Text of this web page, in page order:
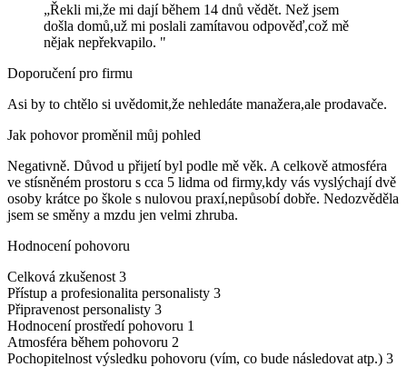
„Řekli mi,že mi dají během 14 dnů vědět. Než jsem
došla domů,už mi poslali zamítavou odpověď,což mě
nějak nepřekvapilo. "
Doporučení pro firmu
Asi by to chtělo si uvědomit,že nehledáte manažera,ale prodavače.
Jak pohovor proměnil můj pohled
Negativně. Důvod u přijetí byl podle mě věk. A celkově atmosféra
ve stísněném prostoru s cca 5 lidma od firmy,kdy vás vyslýchají dvě
osoby krátce po škole s nulovou praxí,nepůsobí dobře. Nedozvěděla
jsem se směny a mzdu jen velmi zhruba.
Hodnocení pohovoru
Celková zkušenost 3
Přístup a profesionalita personalisty 3
Připravenost personalisty 3
Hodnocení prostředí pohovoru 1
Atmosféra během pohovoru 2
Pochopitelnost výsledku pohovoru (vím, co bude následovat atp.) 3